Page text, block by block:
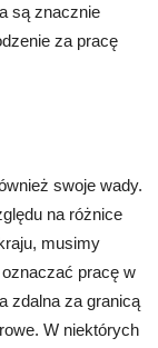
są znacznie
za pracę
swoje wady.
na różnice
musimy
pracę w
zdalna za granicą
W niektórych